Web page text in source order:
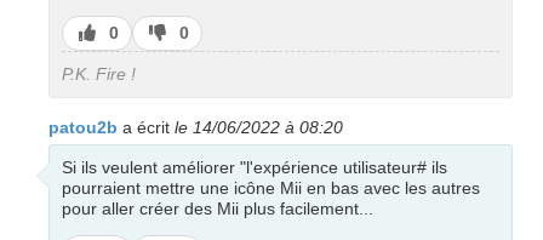
J’aime
0
J’aime
pas
0
P.K. Fire !
patou2b a écrit le 14/06/2022 à 08:20
Si ils veulent améliorer "l'expérience utilisateur# ils
pourraient mettre une icône Mii en bas avec les autres
pour aller créer des Mii plus facilement...